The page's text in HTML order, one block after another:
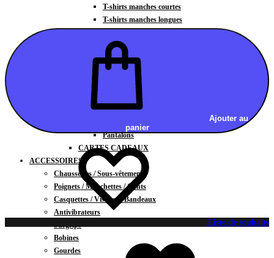
T-shirts manches courtes
T-shirts manches longues
Sweats à capuche
Sweats à capuche zippé
Vestes
BAS
Shorts
Pantalons
CARTES CADEAUX
ACCESSOIRES
Chaussettes / Sous-vêtements
Poignets / Manchettes / Gants
Casquettes / Visières / Bandeaux
Antivibrateurs
Surgrips
Bobines
Gourdes
Ajouter au
panier
Liste de souhaits